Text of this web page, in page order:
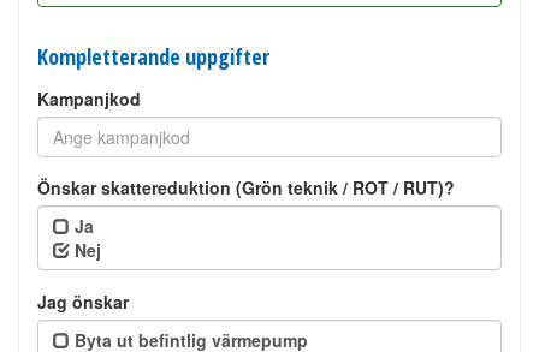
Kompletterande uppgifter
Kampanjkod
Önskar skattereduktion (Grön teknik / ROT / RUT)?
Ja
Nej
Jag önskar
Byta ut befintlig värmepump